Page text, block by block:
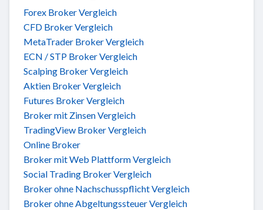
Forex Broker Vergleich
CFD Broker Vergleich
MetaTrader Broker Vergleich
ECN / STP Broker Vergleich
Scalping Broker Vergleich
Aktien Broker Vergleich
Futures Broker Vergleich
Broker mit Zinsen Vergleich
TradingView Broker Vergleich
Online Broker
Broker mit Web Plattform Vergleich
Social Trading Broker Vergleich
Broker ohne Nachschusspflicht Vergleich
Broker ohne Abgeltungssteuer Vergleich